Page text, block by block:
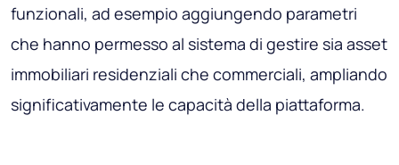
funzionali, ad esempio aggiungendo parametri
che hanno permesso al sistema di gestire sia asset
immobiliari residenziali che commerciali, ampliando
significativamente le capacità della piattaforma.